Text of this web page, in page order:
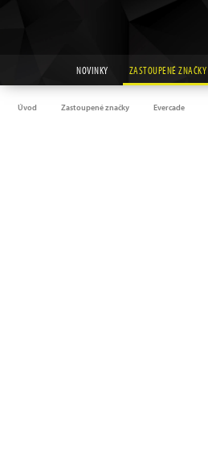
NOVINKY ZASTOUPENÉ ZNAČKY
Úvod Zastoupené značky Evercade